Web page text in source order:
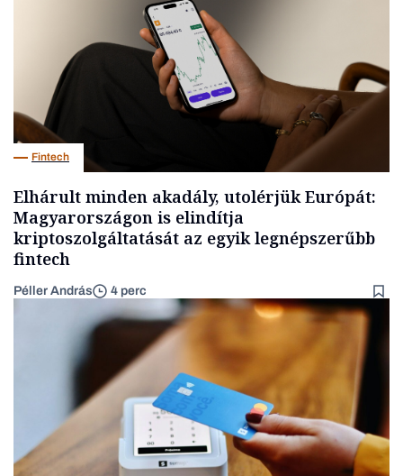
Fintech
Elhárult minden akadály, utolérjük Európát:
Magyarországon is elindítja
kriptoszolgáltatását az egyik legnépszerűbb
fintech
Péller András 4 perc